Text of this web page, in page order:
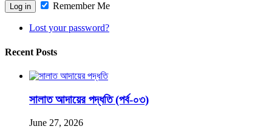
Remember Me
Lost your password?
Recent Posts
সালাত আদায়ের পদ্ধতি (পর্ব-০৩)
June 27, 2026